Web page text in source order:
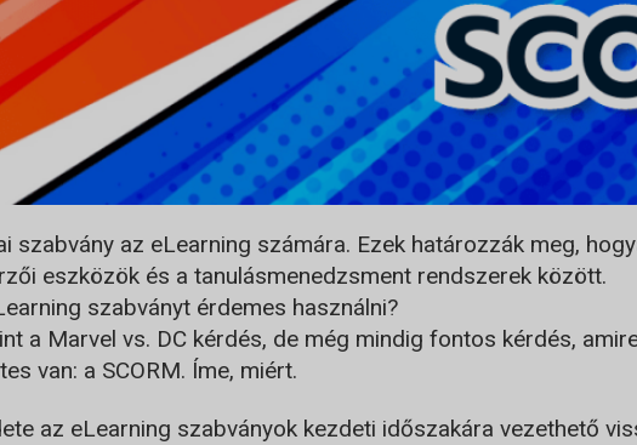
szabvány az eLearning számára. Ezek határozzák meg,
eszközök és a tanulásmenedzsment rendszerek között.
szabványt érdemes használni?
a Marvel vs. DC kérdés, de még mindig fontos kérdés,
van: a SCORM. Íme, miért.
az eLearning szabványok kezdeti időszakára vezethető